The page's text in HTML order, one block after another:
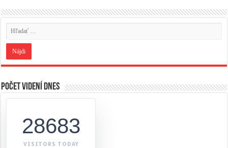
Počet videní dnes
28683
VISITORS TODAY